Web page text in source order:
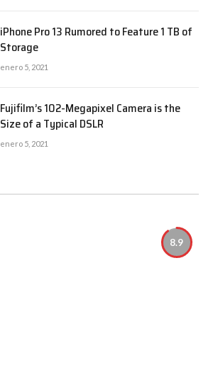
iPhone Pro 13 Rumored to Feature 1 TB of
Storage
enero 5, 2021
Fujifilm’s 102-Megapixel Camera is the
Size of a Typical DSLR
enero 5, 2021
8.9